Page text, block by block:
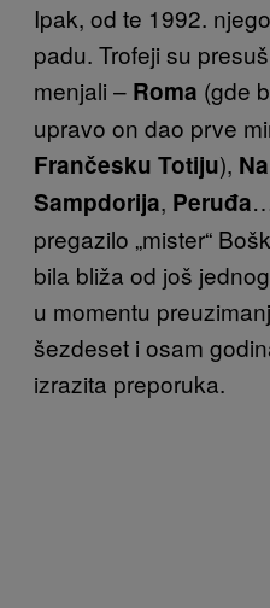
Ipak, od te 1992.
padu. Trofeji su
menjali – Roma (gde
upravo on dao prve
Frančesku Totiju),
Sampdorija, Peruđa
pregazilo „mister“
bila bliža od još
u momentu
šezdeset i osam
izrazita preporuka.